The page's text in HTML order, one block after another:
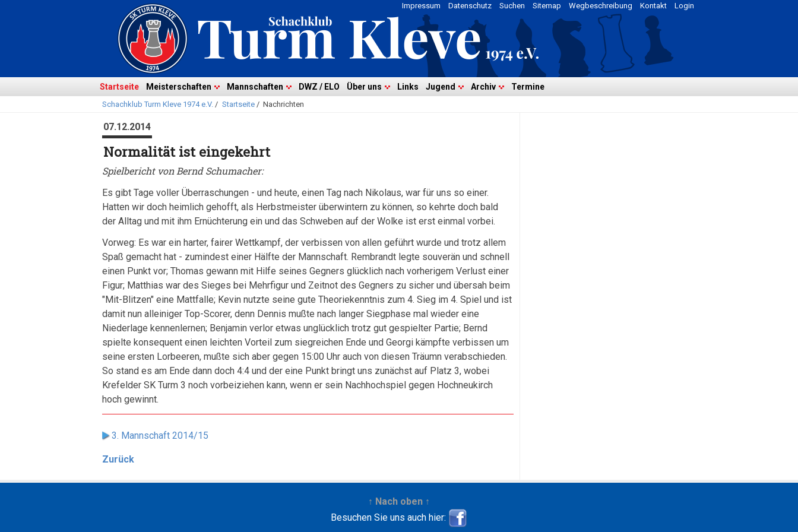
überspringen
Login
Kontakt
Wegbeschreibung
Sitemap
Suchen
Datenschutz
Impressum
Startseite Meisterschaften Mannschaften DWZ / ELO Über uns Links Jugend Archiv Termine
Schachklub Turm Kleve 1974 e.V. / Startseite/ Nachrichten
07.12.2014
Normalität ist eingekehrt
Spielbericht von Bernd Schumacher:
Es gibt Tage voller Überraschungen - und heute, einen Tag nach Nikolaus, war für uns so einer.
Hatten wir doch heimlich gehofft, als Herbstmeister überwintern zu können, so kehrte doch bald
der Alltag und mit ihm Ernüchterung ein und das Schweben auf der Wolke ist erst einmal vorbei.
Vorweg: Es war ein harter, fairer Wettkampf, der verbissen von allen geführt wurde und trotz allem
Spaß gemacht hat - zumindest einer Hälfte der Mannschaft. Rembrandt legte souverän und schnell
einen Punkt vor; Thomas gewann mit Hilfe seines Gegners glücklich nach vorherigem Verlust einer
Figur; Matthias war des Sieges bei Mehrfigur und Zeitnot des Gegners zu sicher und übersah beim
"Mit-Blitzen" eine Mattfalle; Kevin nutzte seine gute Theoriekenntnis zum 4. Sieg im 4. Spiel und ist
damit nun alleiniger Top-Scorer, denn Dennis mußte nach langer Siegphase mal wieder eine
Niederlage kennenlernen; Benjamin verlor etwas unglücklich trotz gut gespielter Partie; Bernd
spielte konsequent einen leichten Vorteil zum siegreichen Ende und Georgi kämpfte verbissen um
seine ersten Lorbeeren, mußte sich aber gegen 15:00 Uhr auch von diesen Träumn verabschieden.
So stand es am Ende dann doch 4:4 und der eine Punkt bringt uns zunächst auf Platz 3, wobei
Krefelder SK Turm 3 noch vorbeiziehen kann, wenn er sein Nachhochspiel gegen Hochneukirch
hoch gewinnt.
3. Mannschaft 2014/15
Zurück
↑ Nach oben ↑
Besuchen Sie uns auch hier: